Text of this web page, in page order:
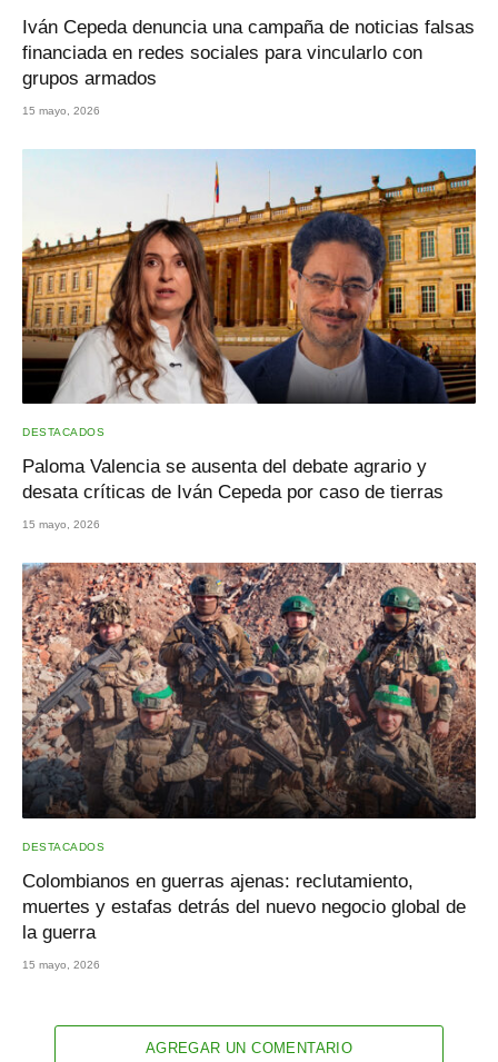
Iván Cepeda denuncia una campaña de noticias falsas
financiada en redes sociales para vincularlo con
grupos armados
15 mayo, 2026
DESTACADOS
Paloma Valencia se ausenta del debate agrario y
desata críticas de Iván Cepeda por caso de tierras
15 mayo, 2026
DESTACADOS
Colombianos en guerras ajenas: reclutamiento,
muertes y estafas detrás del nuevo negocio global de
la guerra
15 mayo, 2026
AGREGAR UN COMENTARIO